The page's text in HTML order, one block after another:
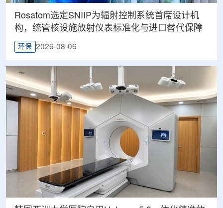
Rosatom选定SNIIP为辐射控制系统首席设计机
构，统管核设施放射仪表标准化与进口替代保障
环保 2026-08-06